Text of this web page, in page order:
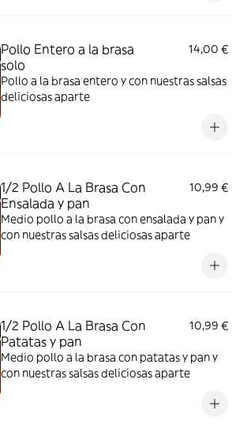
Pollo Entero a la brasa
solo
14,00 €
Pollo a la brasa entero y con nuestras salsas
deliciosas aparte
1/2 Pollo A La Brasa Con
Ensalada y pan
10,99 €
Medio pollo a la brasa con ensalada y pan y
con nuestras salsas deliciosas aparte
1/2 Pollo A La Brasa Con
Patatas y pan
10,99 €
Medio pollo a la brasa con patatas y pan y
con nuestras salsas deliciosas aparte